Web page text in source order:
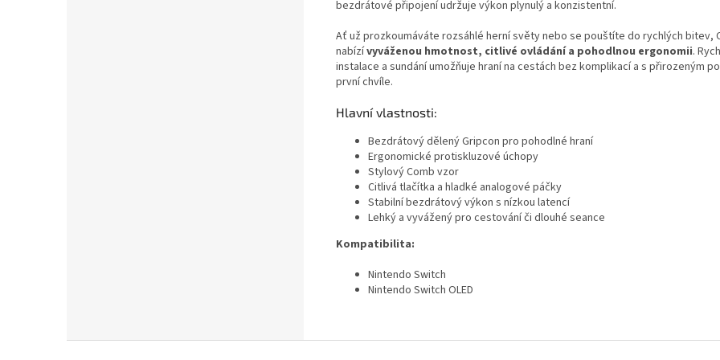
bezdrátové připojení udržuje výkon plynulý a konzistentní.
Ať už prozkoumáváte rozsáhlé herní světy nebo se pouštíte do rychlých bitev,
nabízívyváženou hmotnost, citlivé ovládání a pohodlnou ergonomii.
instalace a sundání umožňuje hraní na cestách bez komplikací a s přirozeným
první chvíle.
Hlavní vlastnosti:
Bezdrátový dělený Gripcon pro pohodlné hraní
Ergonomické protiskluzové úchopy
Stylový Comb vzor
Citlivá tlačítka a hladké analogové páčky
Stabilní bezdrátový výkon s nízkou latencí
Lehký a vyvážený pro cestování či dlouhé seance
Kompatibilita:
Nintendo Switch
Nintendo Switch OLED